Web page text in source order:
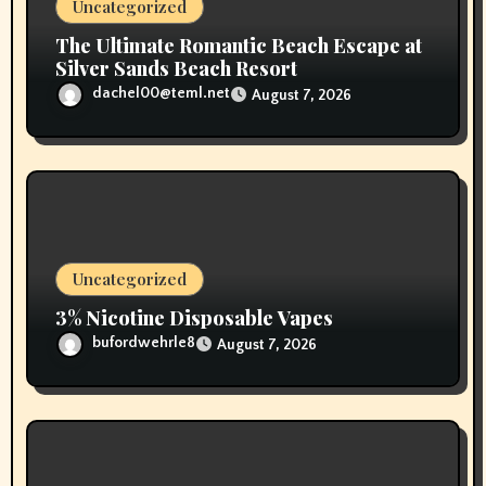
Uncategorized
The Ultimate Romantic Beach Escape at
Silver Sands Beach Resort
dachel00@teml.net August 7, 2026
Uncategorized
3% Nicotine Disposable Vapes
bufordwehrle8 August 7, 2026